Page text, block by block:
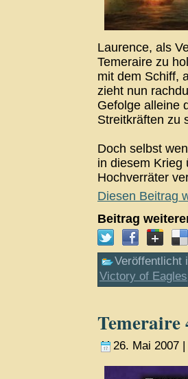
Laurence, als
Temeraire zu
mit dem Schiff,
zieht nun
Gefolge alleine
Streitkräften zu
Doch selbst
in diesem Krieg
Hochverräter
Diesen Beitrag
Beitrag
Veröffentlicht
Victory of Eagles
26. Mai 2007 |